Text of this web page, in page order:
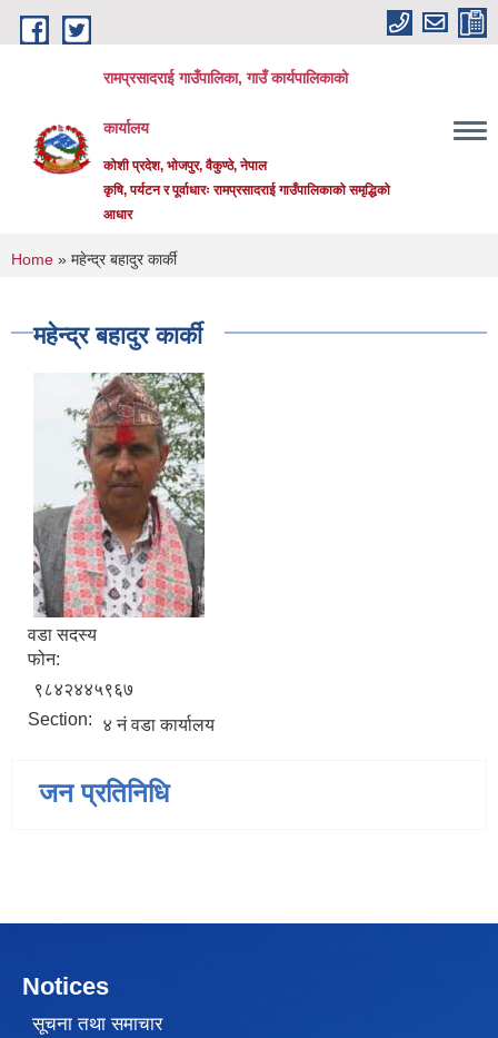
Skip to main content
रामप्रसादराई गाउँपालिका, गाउँ कार्यपालिकाको
कार्यालय
कोशी प्रदेश, भोजपुर, वैकुण्ठे, नेपाल
कृषि, पर्यटन र पूर्वाधारः रामप्रसादराई गाउँपालिकाको समृद्धिको
आधार
You are here
Home » महेन्द्र बहादुर कार्की
महेन्द्र बहादुर कार्की
वडा सदस्य
फोन:
९८४२४४५९६७
Section:
४ नं वडा कार्यालय
जन प्रतिनिधि
Notices
सूचना तथा समाचार